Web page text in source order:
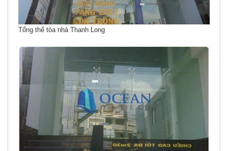
Tổng thể tòa nhà Thanh Long